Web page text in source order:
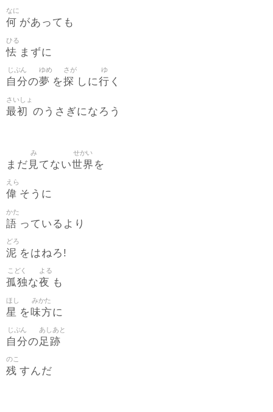
何
なに
があっても
怯
ひる
まずに
自分
じぶん
の夢
ゆめ
を探
さが
しに行
ゆ
く
最初
さいしょ
のうさぎになろう
まだ 見
み
てない世界
せかい
を
偉
えら
そうに
語
かた
っているより
泥
どろ
をはねろ!
孤独
こどく
な夜
よる
も
星
ほし
を味方
みかた
に
自分
じぶん
の足跡
あしあと
残
のこ
すんだ